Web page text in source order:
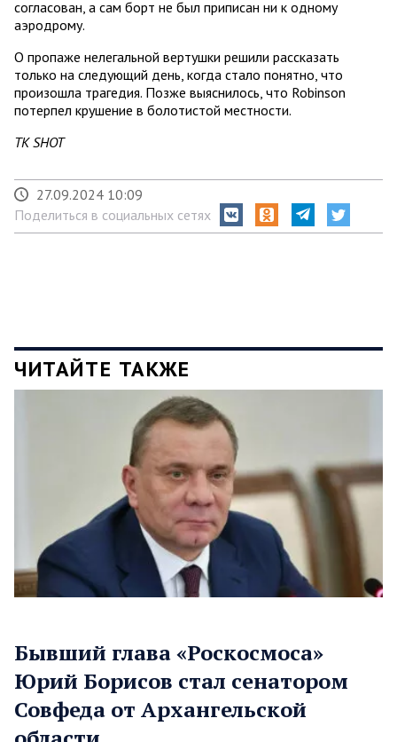
согласован, а сам борт не был приписан ни к одному
аэродрому.
О пропаже нелегальной вертушки решили рассказать
только на следующий день, когда стало понятно, что
произошла трагедия. Позже выяснилось, что Robinson
потерпел крушение в болотистой местности.
ТК SHOT
27.09.2024 10:09
Поделиться в социальных сетях
ЧИТАЙТЕ ТАКЖЕ
Бывший глава «Роскосмоса»
Юрий Борисов стал сенатором
Совфеда от Архангельской